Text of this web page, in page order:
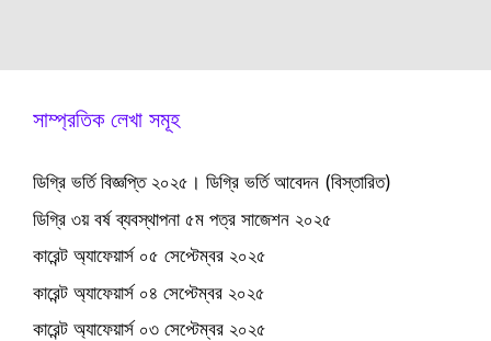
সাম্প্রতিক লেখা সমূহ
ডিগ্রি ভর্তি বিজ্ঞপ্তি ২০২৫। ডিগ্রি ভর্তি আবেদন (বিস্তারিত)
ডিগ্রি ৩য় বর্ষ ব্যবস্থাপনা ৫ম পত্র সাজেশন ২০২৫
কারেন্ট অ্যাফেয়ার্স ০৫ সেপ্টেম্বর ২০২৫
কারেন্ট অ্যাফেয়ার্স ০৪ সেপ্টেম্বর ২০২৫
কারেন্ট অ্যাফেয়ার্স ০৩ সেপ্টেম্বর ২০২৫